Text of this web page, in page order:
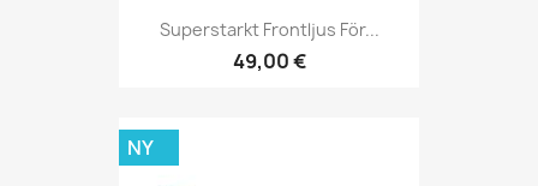
Superstarkt Frontljus För...
49,00 €
NY